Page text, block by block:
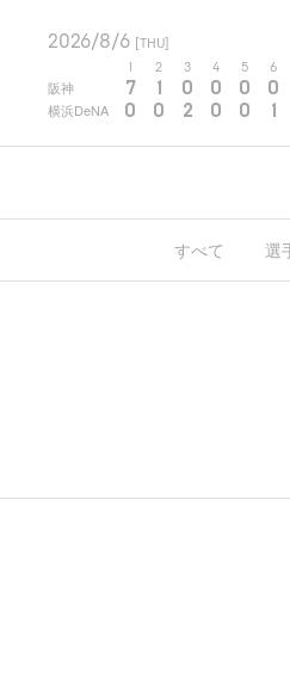
2026/8/6 [THU]
2 3 4 5 6
阪神 7 1 0 0 0 0
横浜DeNA 0 0 2 0 0 1
すべて 選